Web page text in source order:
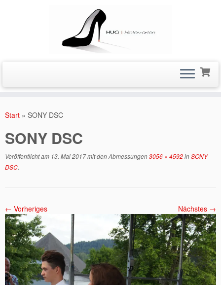
Inhalt
Start » SONY DSC
SONY DSC
Veröffentlicht am 13. Mai 2017mit den Abmessungen3056 × 4592inSONY
DSC.
← Vorheriges Nächstes →